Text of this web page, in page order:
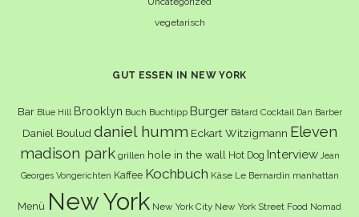
vegetarisch
GUT ESSEN IN NEW YORK
Bar Blue Hill Brooklyn Buch Buchtipp Burger Bâtard Cocktail Dan Barber
Daniel Boulud daniel humm Eckart Witzigmann Eleven
madison park grillen hole in the wall Hot Dog Interview Jean
Georges Vongerichten Kaffee Kochbuch Käse Le Bernardin manhattan
Menü New York New York City New York Street Food Nomad